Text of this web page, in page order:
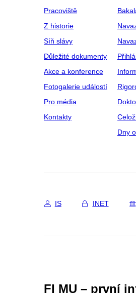
Pracoviště
Z historie
Síň slávy
Důležité dokumenty
Akce a konference
Fotogalerie událostí
Pro média
Kontakty
Dny
IS INET
FI MU – první